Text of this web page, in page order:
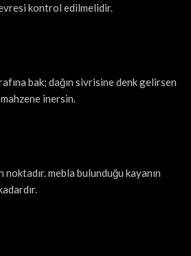
kontrol edilmelidir.
bak; dağın sivrisine denk gelirsen
inersin.
mebla bulunduğu kayanın